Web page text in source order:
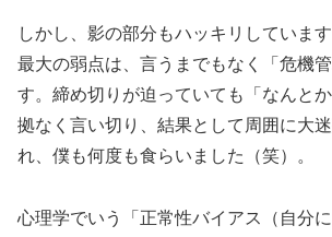
しかし、影の部分もハッキリしていま
最大の弱点は、言うまでもなく「危機
す。締め切りが迫っていても「なんと
拠なく言い切り、結果として周囲に大
れ、僕も何度も食らいました（笑）。
心理学でいう「 正常性バイアス（自分